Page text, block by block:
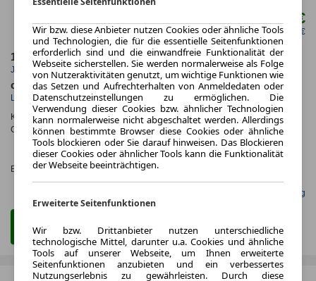
688,00 €
netto mtl. 578,15 €
10.000,0 km
Jahrliche Fahrleistung
48 Monate
Laufzeit
ca. 294 kW (399 PS)
Leistung
Benzin
Kraftstoff
Kraftstoffverbr.¹: ca. 9,0 l/100km(komb.)
CO
-Emissionen*:ca. 213 g/km(komb.)
Effizienzklasse:
CO₂-
KLASSE
G (KOMB.)
Gefunden auf Null Leasing
Zum Leasing Angebot
Wir bzw. diese Anbieter nutzen Cookies oder ähnliche Tools
und Technologien, die für die essentielle Seitenfunktionen
erforderlich sind und die einwandfreie Funktionalität der
Webseite sicherstellen. Sie werden normalerweise als Folge
von Nutzeraktivitäten genutzt, um wichtige Funktionen wie
das Setzen und Aufrechterhalten von Anmeldedaten oder
Datenschutzeinstellungen zu ermöglichen. Die
Verwendung dieser Cookies bzw. ähnlicher Technologien
kann normalerweise nicht abgeschaltet werden. Allerdings
können bestimmte Browser diese Cookies oder ähnliche
Tools blockieren oder Sie darauf hinweisen. Das Blockieren
dieser Cookies oder ähnlicher Tools kann die Funktionalität
der Webseite beeinträchtigen.
Erweiterte Seitenfunktionen
Wir bzw. Drittanbieter nutzen unterschiedliche
technologische Mittel, darunter u.a. Cookies und ähnliche
Tools auf unserer Webseite, um Ihnen erweiterte
Seitenfunktionen anzubieten und ein verbessertes
Nutzungserlebnis zu gewährleisten. Durch diese